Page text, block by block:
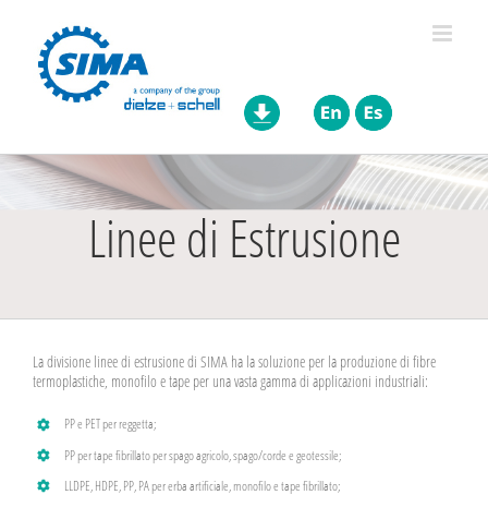
Linee di Estrusione
La divisione linee di estrusione di SIMA ha la soluzione per la produzione di fibre
termoplastiche, monofilo e tape per una vasta gamma di applicazioni industriali:
PP e PET per reggetta;
PP per tape fibrillato per spago agricolo, spago/corde e geotessile;
LLDPE, HDPE, PP, PA per erba artificiale, monofilo e tape fibrillato;